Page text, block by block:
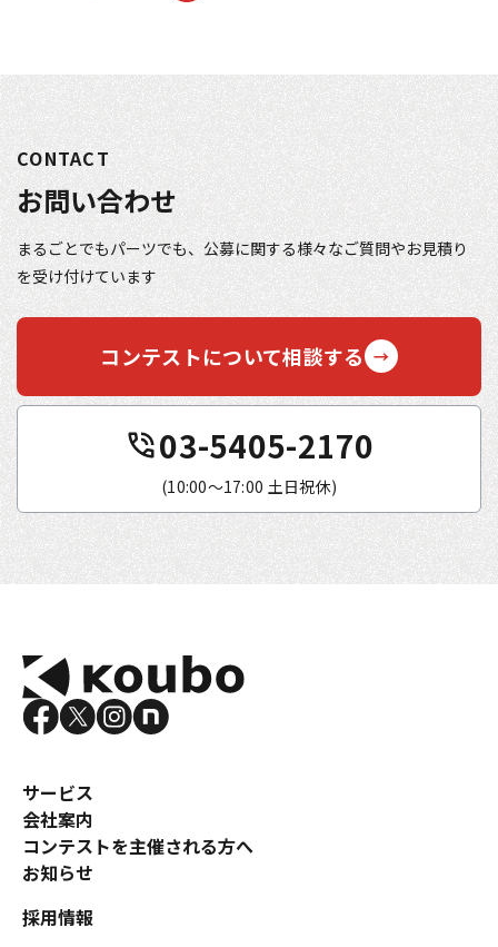
CONTACT
お問い合わせ
まるごとでもパーツでも、公募に関する様々なご質問やお見積り
を受け付けています
コンテストについて相談する
03-5405-2170
(10:00〜17:00 土日祝休)
サービス
会社案内
コンテストを主催される方へ
お知らせ
採用情報